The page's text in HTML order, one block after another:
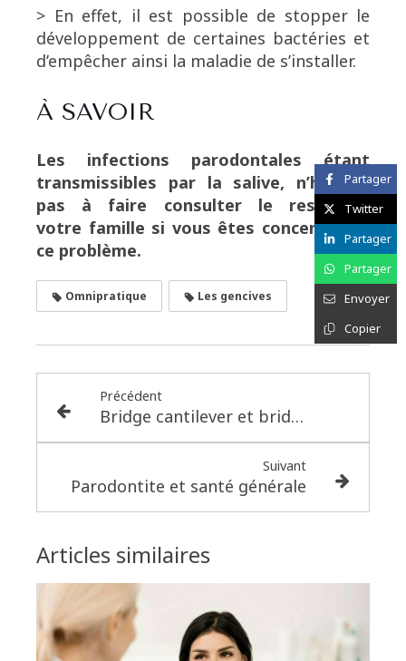
> En effet, il est possible de stopper le
développement de certaines bactéries et
d’empêcher ainsi la maladie de s’installer.
À SAVOIR
Les infections parodontales étant
transmissibles par la salive, n’hésitez
pas à faire consulter le reste de
votre famille si vous êtes concerné par
ce problème.
Omnipratique Les gencives
Précédent
Bridge cantilever et bridge collé
Suivant
Parodontite et santé générale
Articles similaires
Partager
Twitter
Partager
Partager
Envoyer
Copier